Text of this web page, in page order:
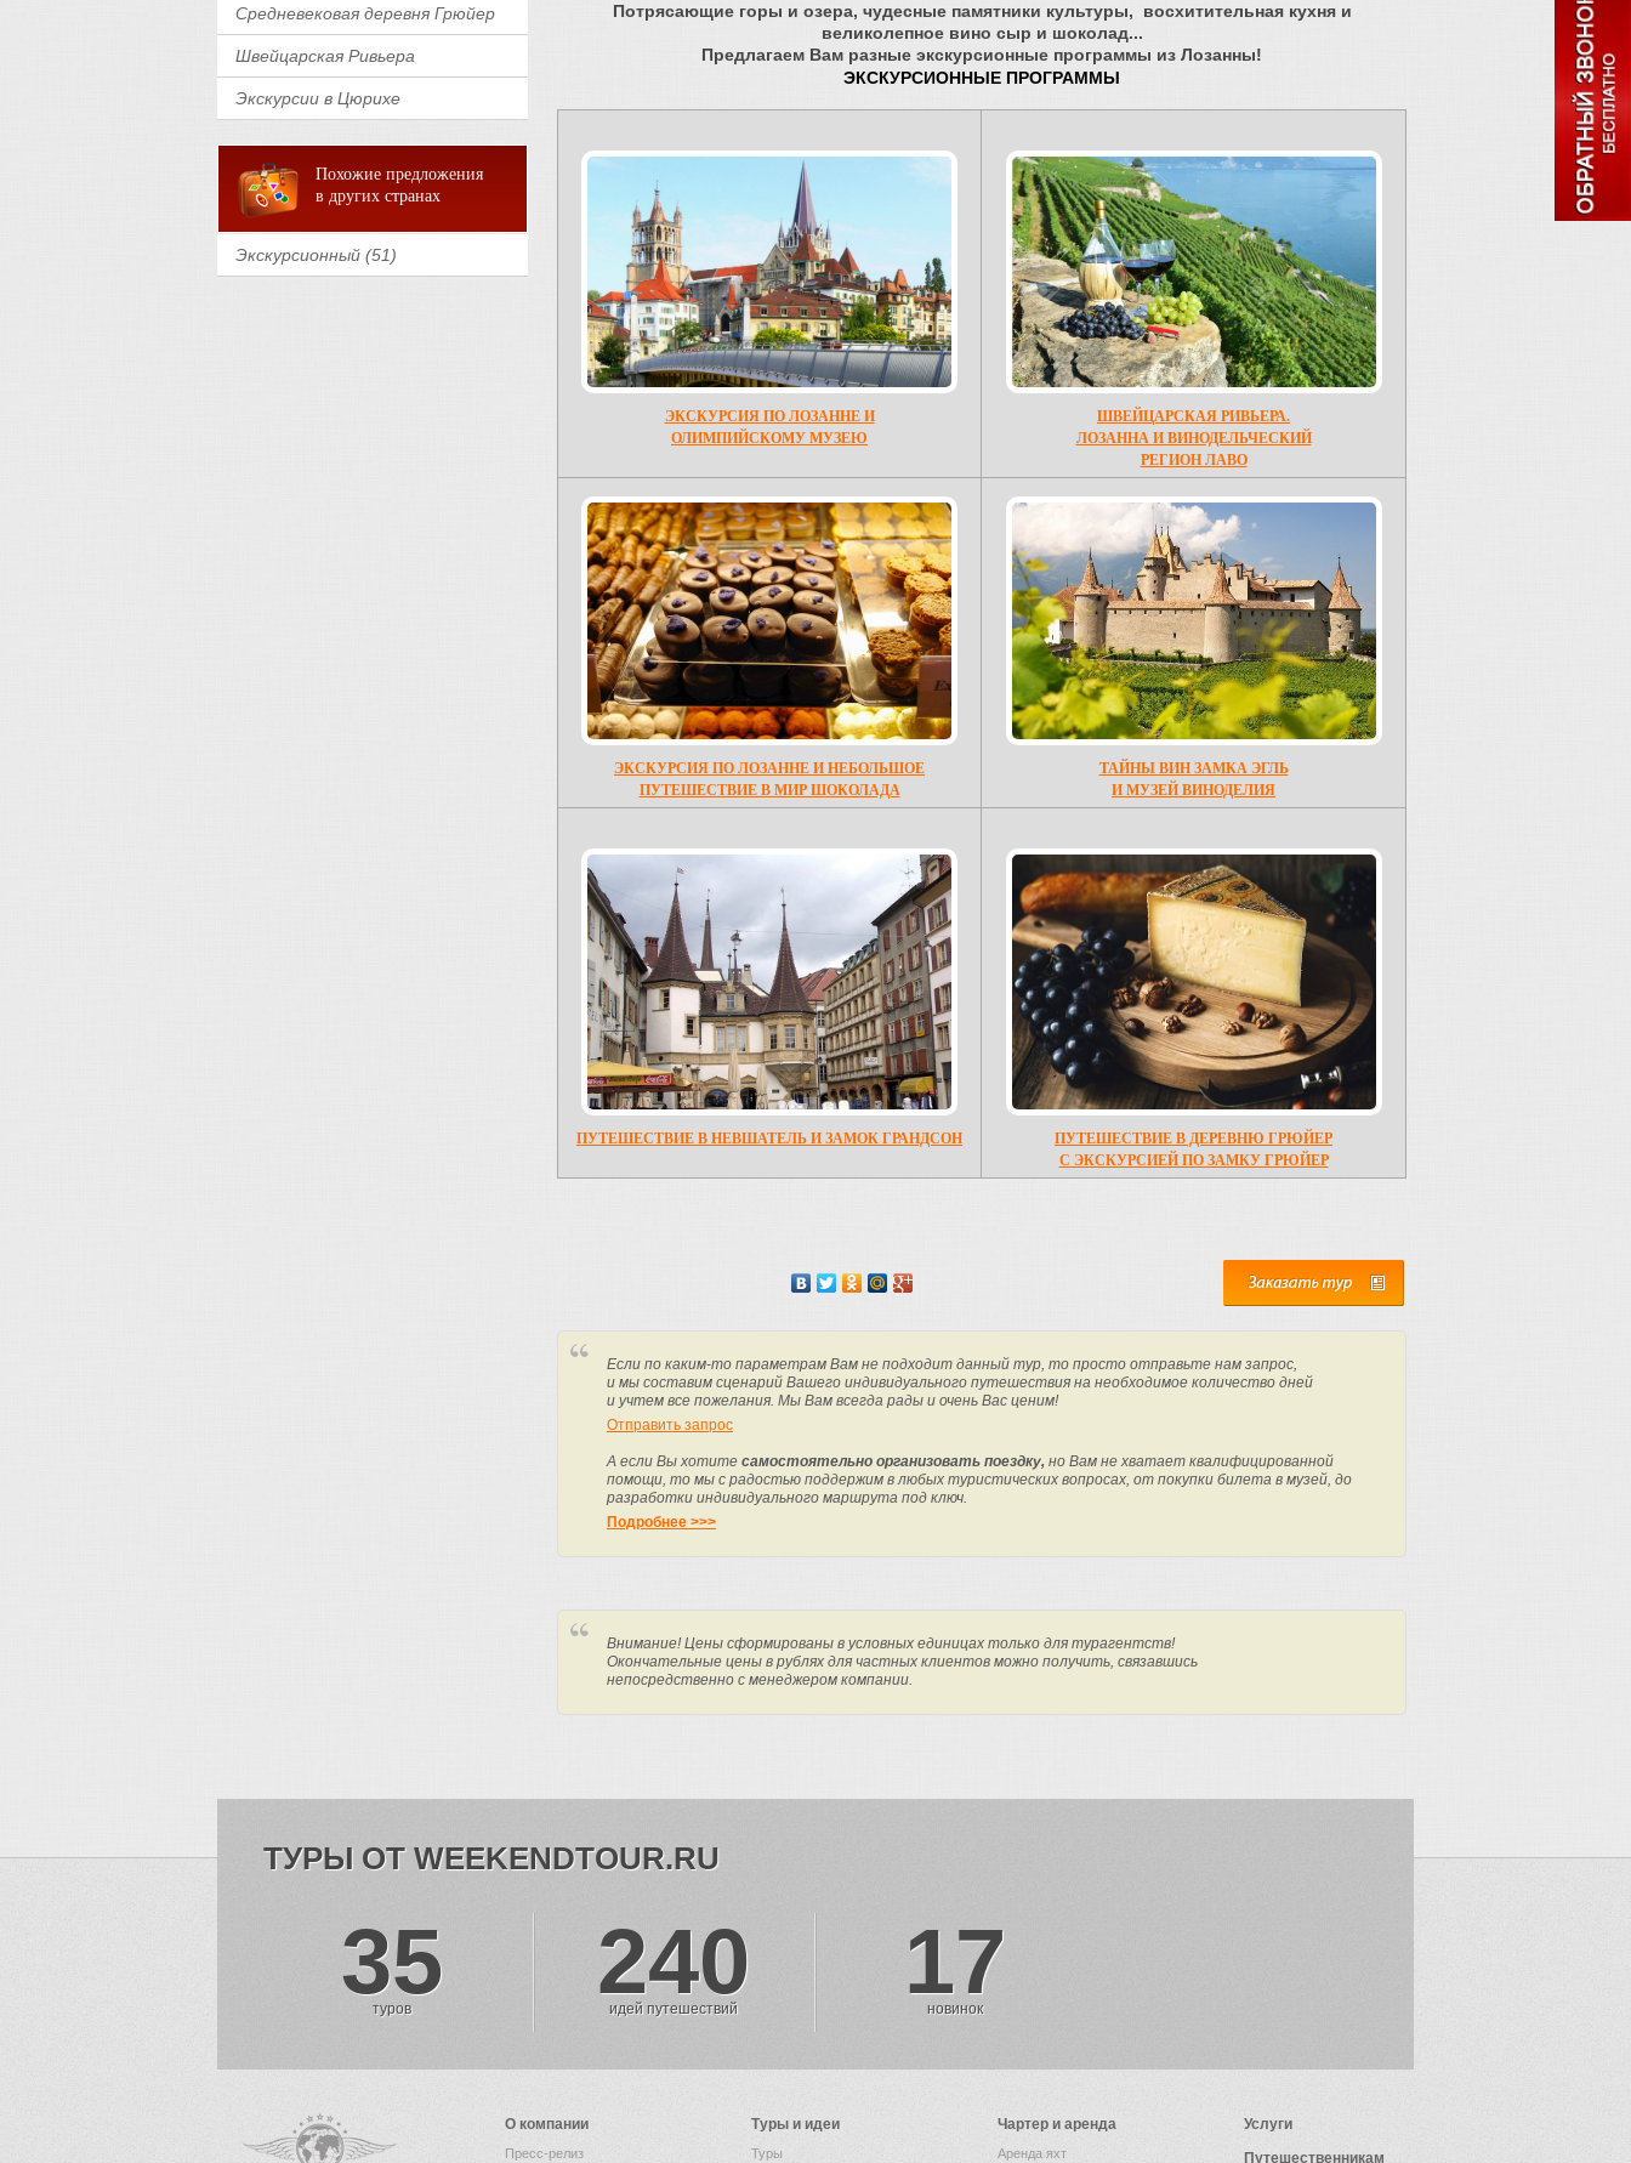
Средневековая деревня Грюйер
Швейцарская Ривьера
Экскурсии в Цюрихе
Похожие предложения
в других странах
Экскурсионный (51)
Потрясающие горы и озера, чудесные памятники культуры, восхитительная кухня и
великолепное вино сыр и шоколад...
Предлагаем Вам разные экскурсионные программы из Лозанны!
ЭКСКУРСИОННЫЕ ПРОГРАММЫ
ЭКСКУРСИЯ ПО ЛОЗАННЕ И
ОЛИМПИЙСКОМУ МУЗЕЮ
ШВЕЙЦАРСКАЯ РИВЬЕРА.
ЛОЗАННА И ВИНОДЕЛЬЧЕСКИЙ
РЕГИОН ЛАВО
ЭКСКУРСИЯ ПО ЛОЗАННЕ И НЕБОЛЬШОЕ
ПУТЕШЕСТВИЕ В МИР ШОКОЛАДА
ТАЙНЫ ВИН ЗАМКА ЭГЛЬ
И МУЗЕЙ ВИНОДЕЛИЯ
ПУТЕШЕСТВИЕ В НЕВШАТЕЛЬ И ЗАМОК ГРАНДСОН
ПУТЕШЕСТВИЕ В ДЕРЕВНЮ ГРЮЙЕР
С ЭКСКУРСИЕЙ ПО ЗАМКУ ГРЮЙЕР
Если по каким-то параметрам Вам не подходит данный тур, то просто отправьте нам запрос,
и мы составим сценарий Вашего индивидуального путешествия на необходимое количество дней
и учтем все пожелания. Мы Вам всегда рады и очень Вас ценим!
Отправить запрос
А если Вы хотите самостоятельно организовать поездку, но Вам не хватает квалифицированной
помощи, то мы с радостью поддержим в любых туристических вопросах, от покупки билета в музей, до
разработки индивидуального маршрута под ключ.
Подробнее >>>
Внимание! Цены сформированы в условных единицах только для турагентств!
Окончательные цены в рублях для частных клиентов можно получить, связавшись
непосредственно с менеджером компании.
ТУРЫ ОТ WEEKENDTOUR.RU
35
туров 240
идей путешествий 17
новинок
О компании
Пресс-релиз
Туры и идеи
Туры
Чартер и аренда
Аренда яхт
Услуги
Путешественникам